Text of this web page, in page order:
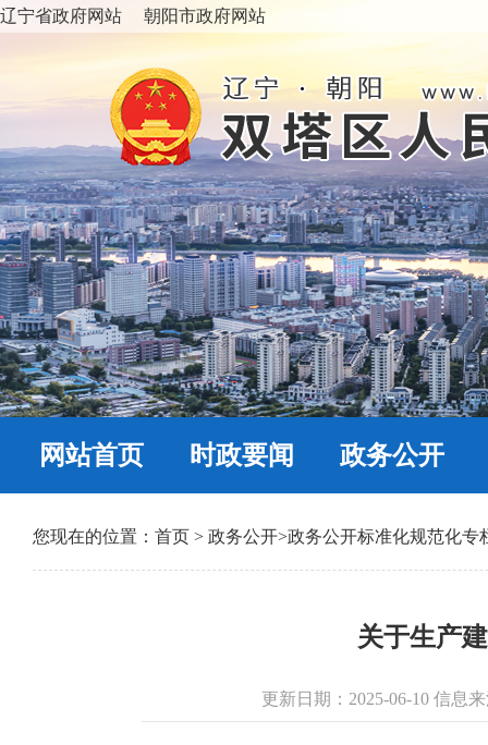
辽宁省政府网站 朝阳市政府网站
网站首页 时政要闻 政务公开
您现在的位置： 首页 > 政务公开>政务公开标准化规范化专
关于生产
更新日期：2025-06-10 信息